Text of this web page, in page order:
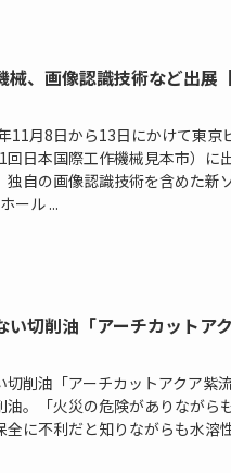
械、画像認識技術など出展
11月8日から13日にかけて東京
日本国際工作機械見本市）に
独自の画像認識技術を含めた新
ール ...
い切削油「アーチカットア
切削油「アーチカットアクア紫
。「火災の危険がありながら
全に不利だと知りながらも水